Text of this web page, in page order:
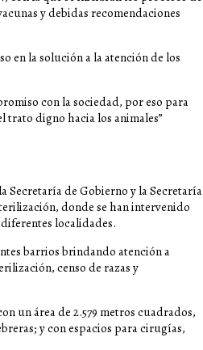
y debidas recomendaciones
en la solución a la atención de los
con la sociedad, por eso para
digno hacia los animales”
Secretaría de Gobierno y la Secretaría
donde se han intervenido
localidades.
barrios brindando atención a
censo de razas y
un área de 2.579 metros cuadrados,
y con espacios para cirugías,